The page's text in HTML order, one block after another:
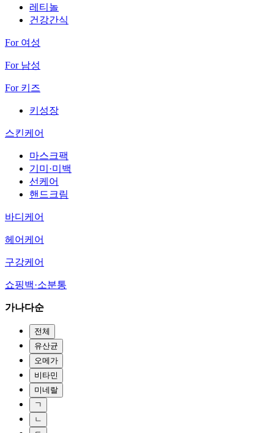
레티놀
건강간식
For 여성
For 남성
For 키즈
키성장
스킨케어
마스크팩
기미·미백
선케어
핸드크림
바디케어
헤어케어
구강케어
쇼핑백·소분통
가나다순
전체
유산균
오메가
비타민
미네랄
ㄱ
ㄴ